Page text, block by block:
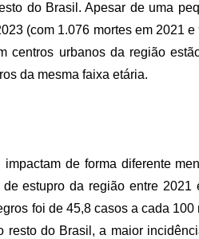
do Brasil. Apesar de uma
(com 1.076 mortes em 2021
centros urbanos da região
da mesma faixa etária.
de forma diferente
estupro da região entre
foi de 45,8 casos a cada
resto do Brasil, a maior